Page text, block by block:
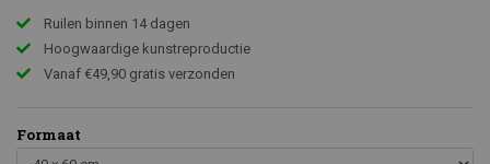
Ruilen binnen 14 dagen
Hoogwaardige kunstreproductie
Vanaf €49,90 gratis verzonden
Formaat